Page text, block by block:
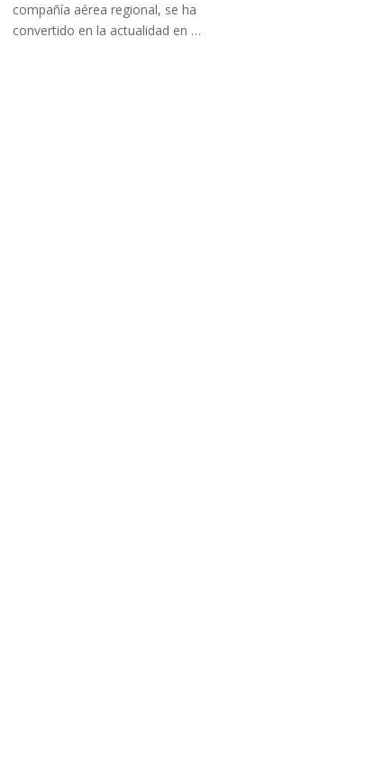
compañía aérea regional, se ha
convertido en la actualidad en …